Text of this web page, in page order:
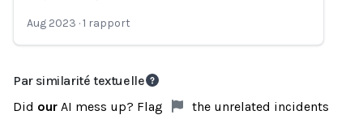
Aug 2023 ·1 rapport
Par similarité textuelle
Did our AI mess up? Flag the unrelated incidents